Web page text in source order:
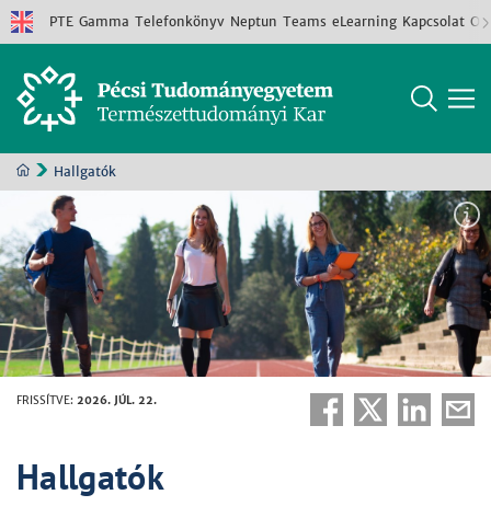
PTE Gamma Telefonkönyv Neptun Teams eLearning Kapcsolat
Hallgatók
FRISSÍTVE: 2026. JÚL. 22.
Hallgatók